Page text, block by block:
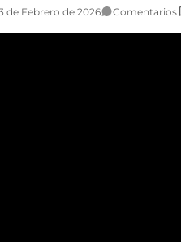
de Febrero de 2026 Comentarios